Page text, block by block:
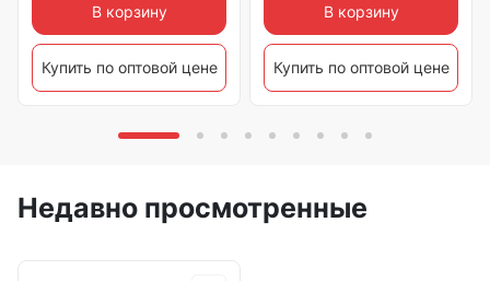
В корзину
Купить по оптовой цене
В корзину
Купить по оптовой цене
Недавно просмотренные